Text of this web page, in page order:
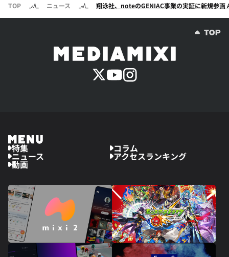
TOP ニュース 翔泳社、noteのGENIAC事業の実証に新規参画
特集 コラム
ニュース アクセスランキング
動画